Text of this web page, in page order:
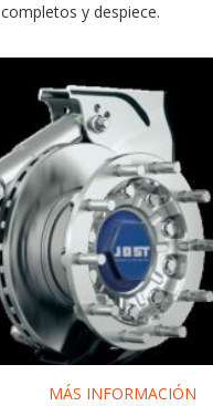
y despiece.
MÁS INFORMACIÓN